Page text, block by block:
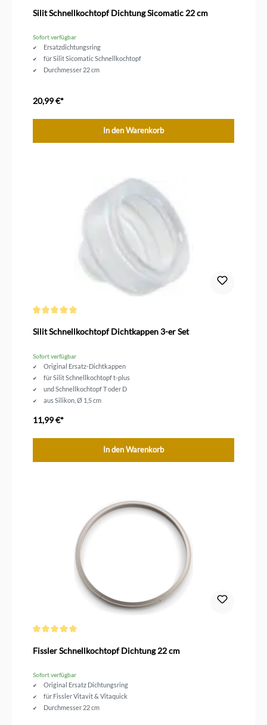
Silit Schnellkochtopf Dichtung Sicomatic 22 cm
Sofort verfügbar
Ersatzdichtungsring
für Silit Sicomatic Schnellkochtopf
Durchmesser 22 cm
20,99 €*
In den Warenkorb
Silit Schnellkochtopf Dichtkappen 3-er Set
Sofort verfügbar
Original Ersatz-Dichtkappen
für Silit Schnellkochtopf t-plus
und Schnellkochtopf T oder D
aus Silikon, Ø 1,5 cm
11,99 €*
In den Warenkorb
Fissler Schnellkochtopf Dichtung 22 cm
Sofort verfügbar
Original Ersatz Dichtungsring
für Fissler Vitavit & Vitaquick
Durchmesser 22 cm